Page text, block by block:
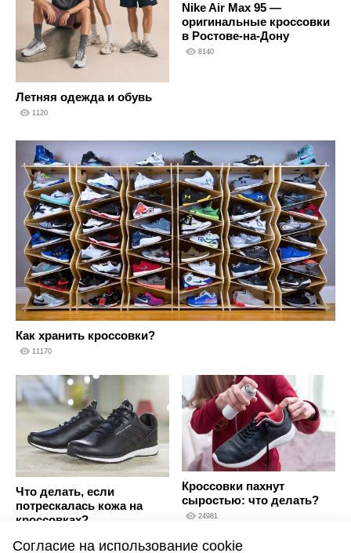
Летняя одежда и обувь
1120
Nike Air Max 95 —
оригинальные кроссовки
в Ростове-на-Дону
8140
Как хранить кроссовки?
11170
Что делать, если
потрескалась кожа на
кроссовках?
Кроссовки пахнут
сыростью: что делать?
24981
Согласие на использование cookie